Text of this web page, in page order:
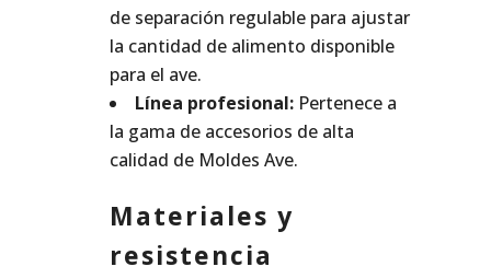
de separación regulable para ajustar
la cantidad de alimento disponible
para el ave.
Línea profesional: Pertenece a
la gama de accesorios de alta
calidad de Moldes Ave.
Materiales y
resistencia